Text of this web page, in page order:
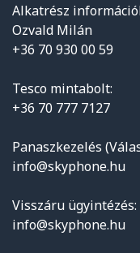
Alkatrész
Ozvald Milán
+36 70 930 00 59
Tesco mintabolt:
+36 70 777 7127
Panaszkezelés
info@skyphone.hu
Visszáru ügyintézés:
info@skyphone.hu